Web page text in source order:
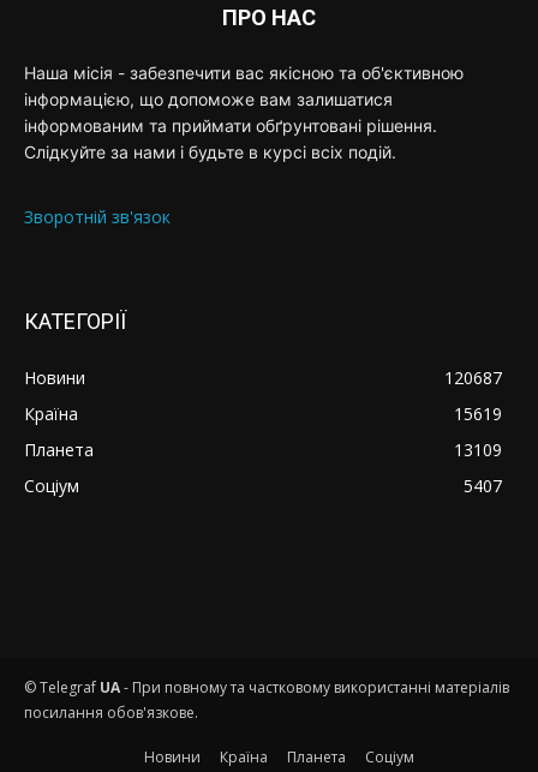
ПРО НАС
Наша місія - забезпечити вас якісною та об'єктивною
інформацією, що допоможе вам залишатися
інформованим та приймати обґрунтовані рішення.
Слідкуйте за нами і будьте в курсі всіх подій.
Зворотній зв'язок
КАТЕГОРІЇ
Новини
120687
Країна
15619
Планета
13109
Соціум
5407
© Telegraf UA- При повному та частковому використанні матеріалів
посилання обов'язкове.
Новини Країна Планета Соціум